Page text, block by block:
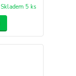
Skladem 5 ks